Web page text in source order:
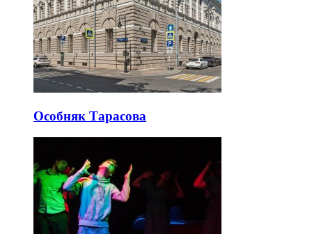
Особняк Тарасова